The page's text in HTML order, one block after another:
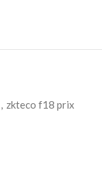
, zkteco f18 prix